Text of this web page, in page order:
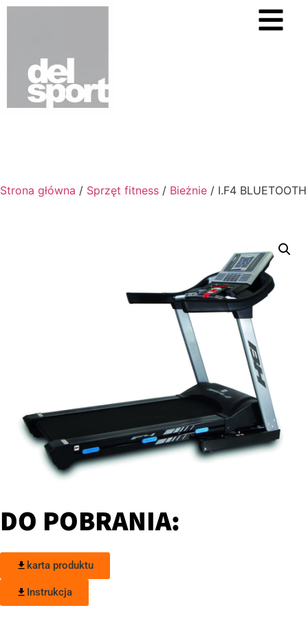
Strona główna / Sprzęt fitness / Bieżnie / I.F4 BLUETOOTH
DO POBRANIA:
karta produktu
Instrukcja